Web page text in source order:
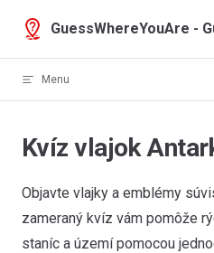
Skip to content
GuessWhereYouAre -
Menu
Kvíz vlajok
Objavte vlajky a emblémy
zameraný kvíz vám pomôže
staníc a území pomocou